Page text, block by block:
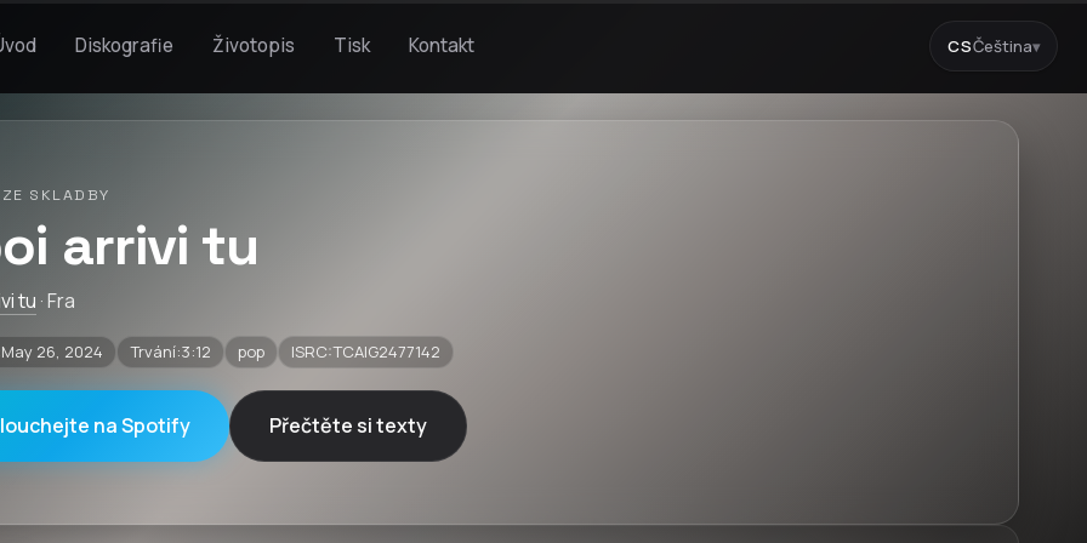
Diskografie Životopis Tisk Kontakt CSČeština▾
SKLADBY
arrivi tu
tu · Fra
26, 2024 Trvání:3:12 pop ISRC:TCAIG2477142
na Spotify Přečtěte si texty